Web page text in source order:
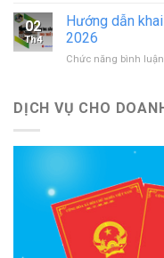
02
Th4
Hướng dẫn
2026
Chức năng bình
DỊCH VỤ CHO